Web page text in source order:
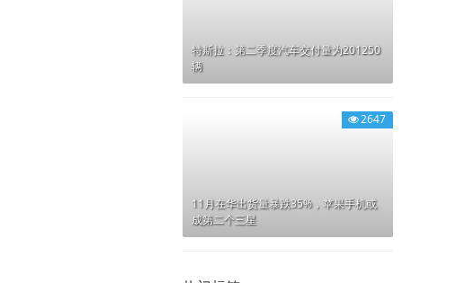
特斯拉：第二季度汽车交付量为201250
辆
2647
11月在华出货量暴跌35%，苹果手机或
成第二个三星